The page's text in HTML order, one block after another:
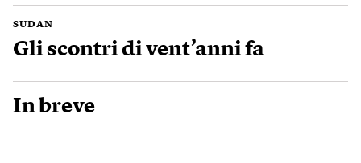
SUDAN
Gli scontri di vent’anni fa
In breve